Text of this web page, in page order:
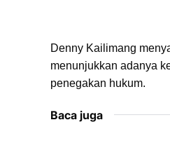
Denny Kailimang
menunjukkan adanya
penegakan hukum.
Baca juga